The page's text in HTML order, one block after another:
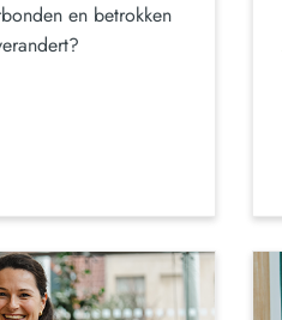
en betrokken